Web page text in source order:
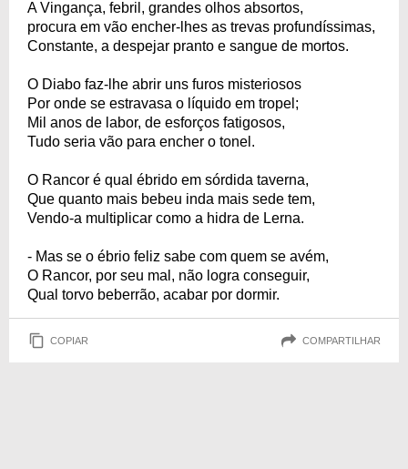
A Vingança, febril, grandes olhos absortos,
procura em vão encher-lhes as trevas profundíssimas,
Constante, a despejar pranto e sangue de mortos.
O Diabo faz-lhe abrir uns furos misteriosos
Por onde se estravasa o líquido em tropel;
Mil anos de labor, de esforços fatigosos,
Tudo seria vão para encher o tonel.
O Rancor é qual ébrido em sórdida taverna,
Que quanto mais bebeu inda mais sede tem,
Vendo-a multiplicar como a hidra de Lerna.
- Mas se o ébrio feliz sabe com quem se avém,
O Rancor, por seu mal, não logra conseguir,
Qual torvo beberrão, acabar por dormir.
COPIAR COMPARTILHAR